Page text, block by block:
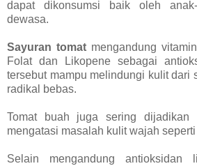
dapat dikonsumsi baik oleh
dewasa.
Sayuran tomat mengandung
Folat dan Likopene sebagai
tersebut mampu melindungi kulit dari
radikal bebas.
Tomat buah juga sering dijadikan
mengatasi masalah kulit wajah
Selain mengandung antioksidan